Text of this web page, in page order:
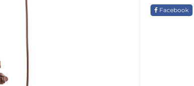
Điều
Chỉnh
Facebook